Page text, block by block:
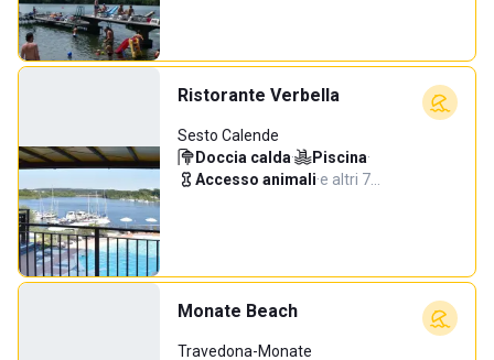
Ristorante Verbella
Sesto Calende
Doccia calda· Piscina·
Accesso animali·e altri 7…
Monate Beach
Travedona-Monate